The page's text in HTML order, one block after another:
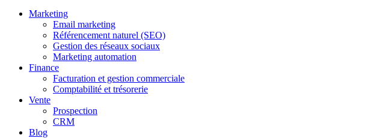
Marketing
Email marketing
Référencement naturel (SEO)
Gestion des réseaux sociaux
Marketing automation
Finance
Facturation et gestion commerciale
Comptabilité et trésorerie
Vente
Prospection
CRM
Blog